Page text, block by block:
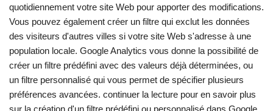
quotidiennement votre site Web pour apporter des modifications.
Vous pouvez également créer un filtre qui exclut les données
des visiteurs d'autres villes si votre site Web s'adresse à une
population locale. Google Analytics vous donne la possibilité de
créer un filtre prédéfini avec des valeurs déjà déterminées, ou
un filtre personnalisé qui vous permet de spécifier plusieurs
préférences avancées. continuer la lecture pour en savoir plus